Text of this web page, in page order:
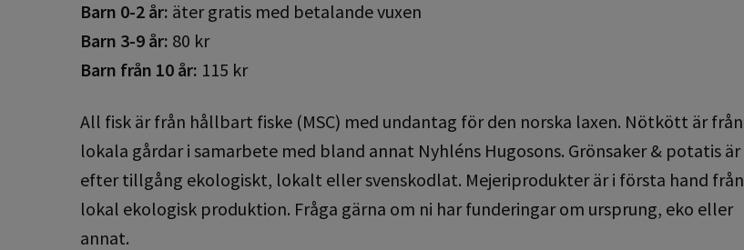
Barn 0-2 år: äter gratis med betalande vuxen
Barn 3-9 år: 80 kr
Barn från 10 år: 115 kr
All fisk är från hållbart fiske (MSC) med undantag för den norska laxen. Nötkött är från
lokala gårdar i samarbete med bland annat Nyhléns Hugosons. Grönsaker & potatis är
efter tillgång ekologiskt, lokalt eller svenskodlat. Mejeriprodukter är i första hand från
lokal ekologisk produktion. Fråga gärna om ni har funderingar om ursprung, eko eller
annat.